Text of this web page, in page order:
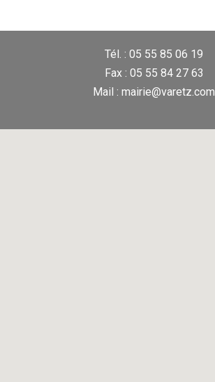
Tél. : 05 55 85 06 19
Fax : 05 55 84 27 63
Mail : mairie@varetz.com